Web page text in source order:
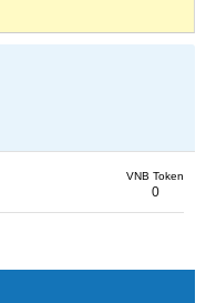
VNB Token
0